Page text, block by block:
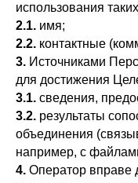
использования
2.1. имя;
2.2. контактные
3. Источниками
для достижения
3.1. сведения,
3.2. результаты
объединения
например, с
4. Оператор вправе